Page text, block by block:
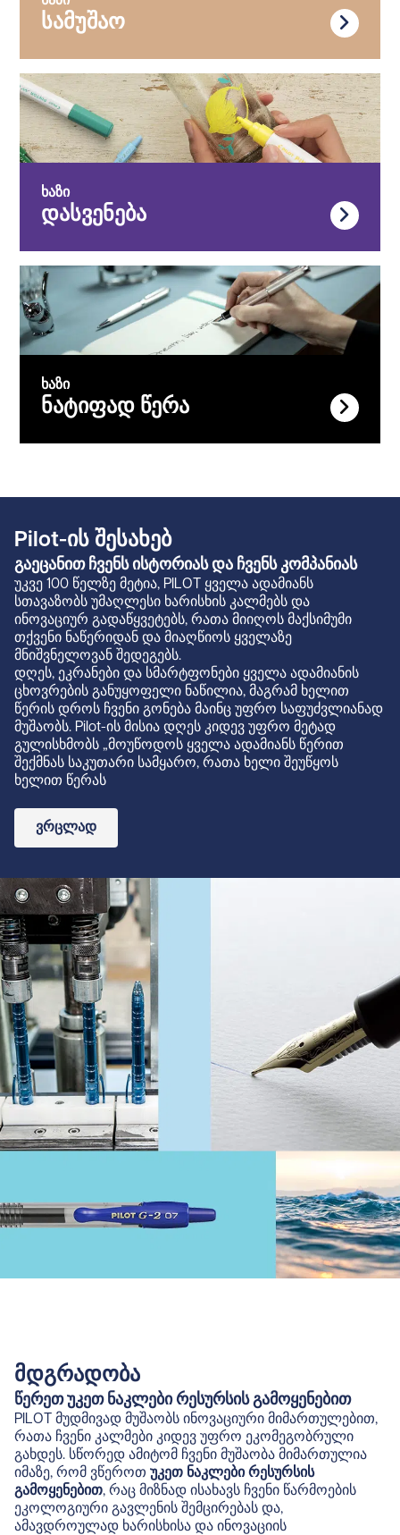
სამუშაო
ხაზი
დასვენება
ხაზი
ნატიფად წერა
Pilot-ის შესახებ
გაეცანით ჩვენს ისტორიას და ჩვენს კომპანიას
უკვე 100 წელზე მეტია, PILOT ყველა ადამიანს
სთავაზობს უმაღლესი ხარისხის კალმებს და
ინოვაციურ გადაწყვეტებს, რათა მიიღოს მაქსიმუმი
თქვენი ნაწერიდან და მიაღწიოს ყველაზე
მნიშვნელოვან შედეგებს.
დღეს, ეკრანები და სმარტფონები ყველა ადამიანის
ცხოვრების განუყოფელი ნაწილია, მაგრამ ხელით
წერის დროს ჩვენი გონება მაინც უფრო საფუძვლიანად
მუშაობს. Pilot-ის მისია დღეს კიდევ უფრო მეტად
გულისხმობს „მოუწოდოს ყველა ადამიანს წერით
შექმნას საკუთარი სამყარო, რათა ხელი შეუწყოს
ხელით წერას
ვრცლად
მდგრადობა
წერეთ უკეთ ნაკლები რესურსის გამოყენებით
PILOT მუდმივად მუშაობს ინოვაციური მიმართულებით,
რათა ჩვენი კალმები კიდევ უფრო ეკომეგობრული
გახდეს. სწორედ ამიტომ ჩვენი მუშაობა მიმართულია
იმაზე, რომ ვწეროთ უკეთ ნაკლები რესურსის
გამოყენებით, რაც მიზნად ისახავს ჩვენი წარმოების
ეკოლოგიური გავლენის შემცირებას და,
ამავდროულად ხარისხისა და ინოვაციის